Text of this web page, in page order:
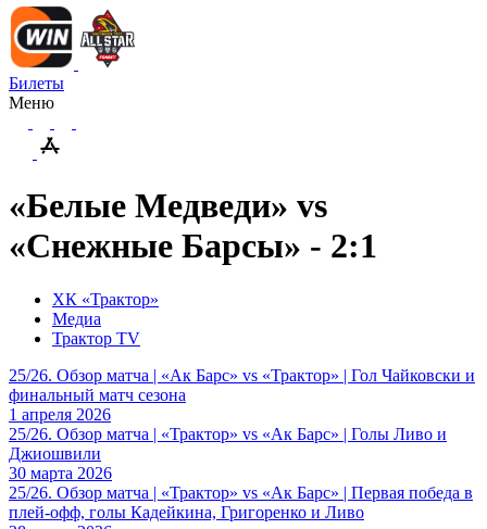
Билеты
Меню
«Белые Медведи» vs
«Cнежные Барсы» - 2:1
ХК «Трактор»
Медиа
Трактор TV
25/26. Обзор матча | «Ак Барс» vs «Трактор» | Гол Чайковски и
финальный матч сезона
1 апреля 2026
25/26. Обзор матча | «Трактор» vs «Ак Барс» | Голы Ливо и
Джиошвили
30 марта 2026
25/26. Обзор матча | «Трактор» vs «Ак Барс» | Первая победа в
плей-офф, голы Кадейкина, Григоренко и Ливо